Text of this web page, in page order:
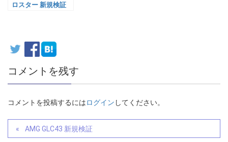
ロスター 新規検証
コメントを残す
コメントを投稿するには ログイン してください。
AMG GLC43 新規検証